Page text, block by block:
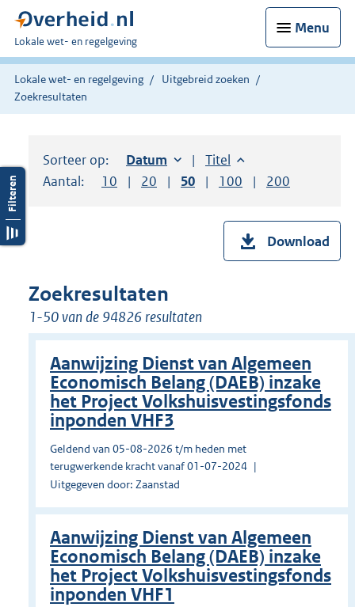
Menu
U
bent
hier:
Lokale wet- en regelgeving
Lokale wet- en regelgeving
Uitgebreid zoeken
Zoekresultaten
Sorteer op: Sorteer op:
Datum oplopendSorteer op:
Titel oplopend
Aantal:
Toon
10 resultaten per pagina
Toon
20 resultaten per pagina
Toon
50 resultaten per pagina
Toon
100 resultaten per
Toon
200
Download
Zoekresultaten
1-50 van de 94826 resultaten
Aanwijzing Dienst van Algemeen
Economisch Belang (DAEB) inzake
het Project Volkshuisvestingsfonds
inponden VHF3
Geldend van 05-08-2026 t/m heden met
terugwerkende kracht vanaf 01-07-2024
Uitgegeven door: Zaanstad
Aanwijzing Dienst van Algemeen
Economisch Belang (DAEB) inzake
het Project Volkshuisvestingsfonds
inponden VHF1